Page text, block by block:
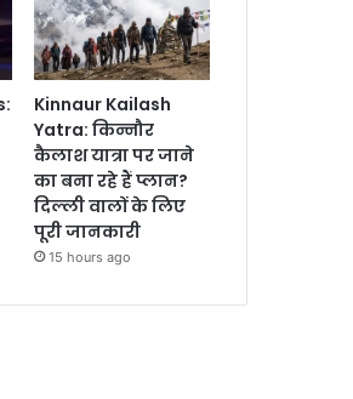
Kinnaur Kailash
Yatra: किन्नौर
कैलाश यात्रा पर जाने
का बना रहे हैं प्लान?
दिल्ली वालों के लिए
पूरी जानकारी
15 hours ago